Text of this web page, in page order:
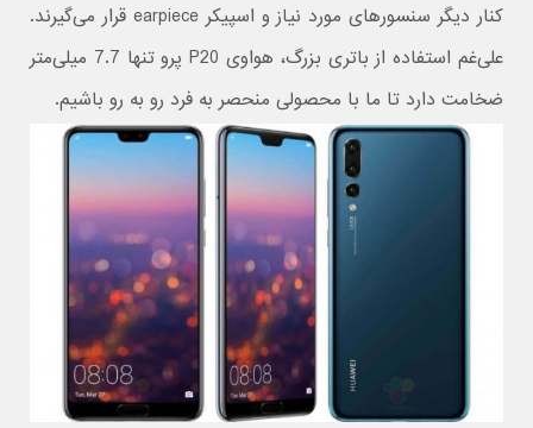
کنار دیگر سنسورهای مورد نیاز و اسپیکر earpiece قرار می‌گیرند.
علی‌غم استفاده از باتری بزرگ، هواوی P20 پرو تنها 7.7 میلی‌متر
ضخامت دارد تا ما با محصولی منحصر به فرد رو به رو باشیم.